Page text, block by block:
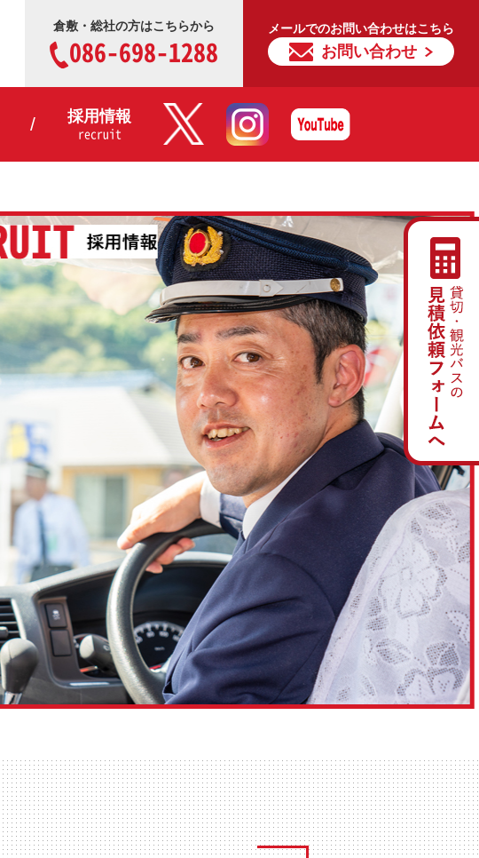
倉敷・総社の方はこちらから
086-698-1288
メールでのお問い合わせはこちら
お問い合わせ
採用情報
recruit